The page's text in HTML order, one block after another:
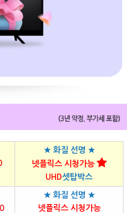
★ 화질 선명 ★
넷플릭스 시청가능
UHD셋탑박스
★ 화질 선명 ★
넷플릭스 시청가능